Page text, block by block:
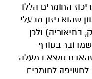
החומרים הללו
שהוא ניזון מבעלי
בתיאוריה) ולכן
בטורף
שהאדם נמצא במעלה
לחשיפה לחומרים